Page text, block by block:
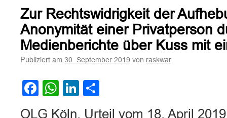
über
eines
Zur Rechtswidrigkeit der
Anonymität einer Privatperson
Medienberichte über Kuss mit
Publiziert am 30. September 2019 von raskwar
Facebook
WhatsApp
LinkedIn
OLG Köln, Urteil vom 18. April